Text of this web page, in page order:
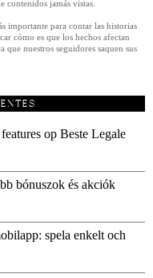
jamás vistas.
importante para contar las historias
cómo es que los hechos afectan
nuestros seguidores saquen sus
op Beste Legale
bónuszok és akciók
spela enkelt och